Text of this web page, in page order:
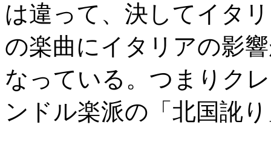
は違って、決してイタ
の楽曲にイタリアの影
なっている。つまりク
ンドル楽派の「北国訛